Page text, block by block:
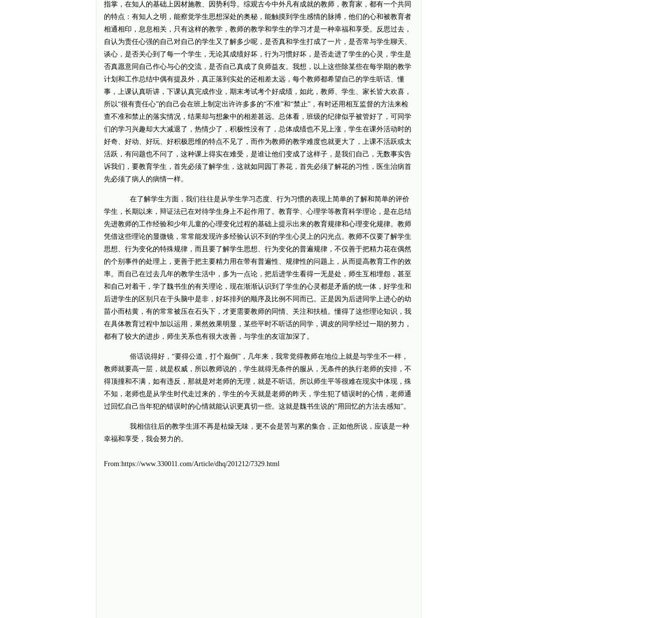
指掌，在知人的基础上因材施教、因势利导。综观古今中外凡有成就的教师，教育家，都有一个共同
的特点：有知人之明，能察觉学生思想深处的奥秘，能触摸到学生感情的脉搏，他们的心和被教育者
相通相印，息息相关，只有这样的教学，教师的教学和学生的学习才是一种幸福和享受。反思过去，
自认为责任心强的自己对自己的学生又了解多少呢，是否真和学生打成了一片，是否常与学生聊天、
谈心，是否关心到了每一个学生，无论其成绩好坏，行为习惯好坏，是否走进了学生的心灵，学生是
否真愿意同自己作心与心的交流，是否自己真成了良师益友。我想，以上这些除某些在每学期的教学
计划和工作总结中偶有提及外，真正落到实处的还相差太远，每个教师都希望自己的学生听话、懂
事，上课认真听讲，下课认真完成作业，期末考试考个好成绩，如此，教师、学生、家长皆大欢喜，
所以“很有责任心”的自己会在班上制定出许许多多的“不准”和“禁止”，有时还用相互监督的方法来检
查不准和禁止的落实情况，结果却与想象中的相差甚远。总体看，班级的纪律似乎被管好了，可同学
们的学习兴趣却大大减退了，热情少了，积极性没有了，总体成绩也不见上涨，学生在课外活动时的
好奇、好动、好玩、好积极思维的特点不见了，而作为教师的教学难度也就更大了，上课不活跃或太
活跃，有问题也不问了，这种课上得实在难受，是谁让他们变成了这样子，是我们自己，无数事实告
诉我们，要教育学生，首先必须了解学生，这就如同园丁养花，首先必须了解花的习性，医生治病首
先必须了病人的病情一样。
在了解学生方面，我们往往是从学生学习态度、行为习惯的表现上简单的了解和简单的评价
学生，长期以来，辩证法已在对待学生身上不起作用了。教育学、心理学等教育科学理论，是在总结
先进教师的工作经验和少年儿童的心理变化过程的基础上提示出来的教育规律和心理变化规律。教师
凭借这些理论的显微镜，常常能发现许多经验认识不到的学生心灵上的闪光点。教师不仅要了解学生
思想、行为变化的特殊规律，而且要了解学生思想、行为变化的普遍规律，不仅善于把精力花在偶然
的个别事件的处理上，更善于把主要精力用在带有普遍性、规律性的问题上，从而提高教育工作的效
率。而自己在过去几年的教学生活中，多为一点论，把后进学生看得一无是处，师生互相埋怨，甚至
和自己对着干，学了魏书生的有关理论，现在渐渐认识到了学生的心灵都是矛盾的统一体，好学生和
后进学生的区别只在于头脑中是非，好坏排列的顺序及比例不同而已。正是因为后进同学上进心的幼
苗小而枯黄，有的常常被压在石头下，才更需要教师的同情、关注和扶植。懂得了这些理论知识，我
在具体教育过程中加以运用，果然效果明显，某些平时不听话的同学，调皮的同学经过一期的努力，
都有了较大的进步，师生关系也有很大改善，与学生的友谊加深了。
俗话说得好，“要得公道，打个巅倒”，几年来，我常觉得教师在地位上就是与学生不一样，
教师就要高一层，就是权威，所以教师说的，学生就得无条件的服从，无条件的执行老师的安排，不
得顶撞和不满，如有违反，那就是对老师的无理，就是不听话。所以师生平等很难在现实中体现，殊
不知，老师也是从学生时代走过来的，学生的今天就是老师的昨天，学生犯了错误时的心情，老师通
过回忆自己当年犯的错误时的心情就能认识更真切一些。这就是魏书生说的“用回忆的方法去感知”。
我相信往后的教学生涯不再是枯燥无味，更不会是苦与累的集合，正如他所说，应该是一种
幸福和享受，我会努力的。
From:https://www.330011.com/Article/dhq/201212/7329.html